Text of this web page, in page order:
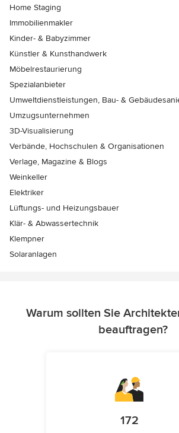
Home Staging
Immobilienmakler
Kinder- & Babyzimmer
Künstler & Kunsthandwerk
Möbelrestaurierung
Spezialanbieter
Umweltdienstleistungen, Bau- &
Umzugsunternehmen
3D-Visualisierung
Verbände, Hochschulen & Organisationen
Verlage, Magazine & Blogs
Weinkeller
Elektriker
Lüftungs- und Heizungsbauer
Klär- & Abwassertechnik
Klempner
Solaranlagen
Warum sollten Sie
beauftragen?
172